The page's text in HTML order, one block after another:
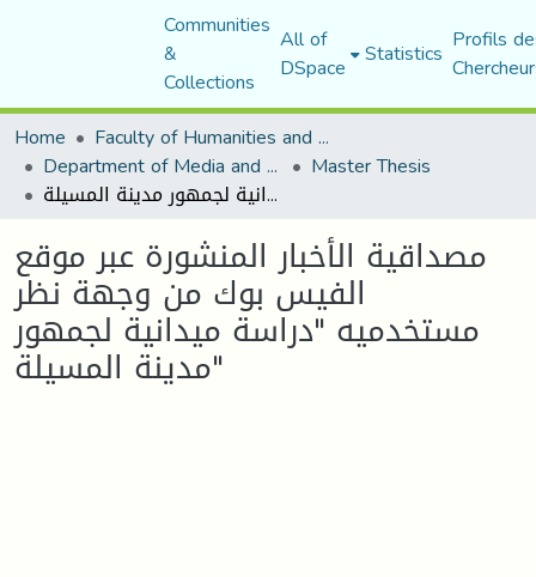
Communities
&
Collections
All of
DSpace Statistics Profils
Home
Faculty of Humanities and Social Sciences
Department of Media and Communication Studies Master Thesis
مصداقية الأخبار المنشورة عبر موقع الفيس بوك من وجهة نظر مستخدميه "دراسة ميدانية لجمهور مدينة المسيلة"
مصداقية الأخبار المنشورة عبر موقع
الفيس بوك من وجهة نظر
مستخدميه "دراسة ميدانية لجمهور
مدينة المسيلة"